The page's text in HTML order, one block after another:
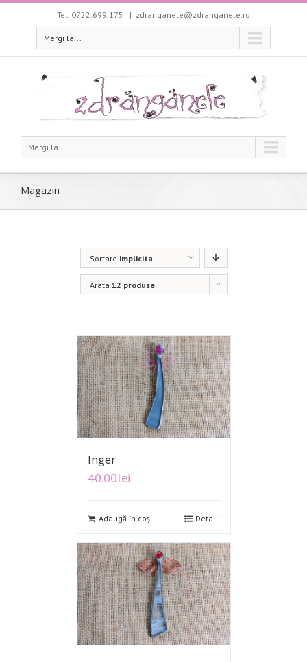
Tel. 0722.699.175 | zdranganele@zdranganele.ro
Mergi la...
Mergi la...
Magazin
Sortare implicita
Arata 12 produse
Inger
40.00lei
Adaugă în coș Detalii